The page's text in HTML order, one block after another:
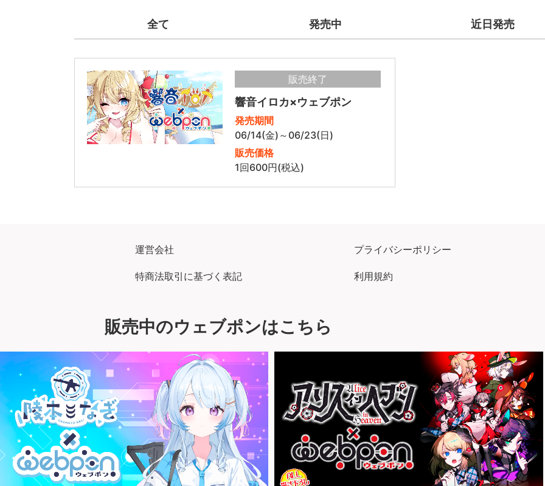
全て 発売中 近日発売
販売終了
響音イロカ×ウェブポン
発売期間
06/14(金)～06/23(日)
販売価格
1回600円(税込)
運営会社 プライバシーポリシー
特商法取引に基づく表記 利用規約
販売中のウェブポンはこちら